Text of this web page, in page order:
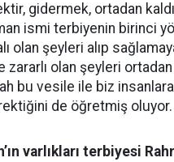
gidermek, ortadan
ismi terbiyenin birinci
olan şeyleri alıp
zararlı olan şeyleri ortadan
bu vesile ile biz
de öğretmiş oluyor.
varlıkları terbiyesi